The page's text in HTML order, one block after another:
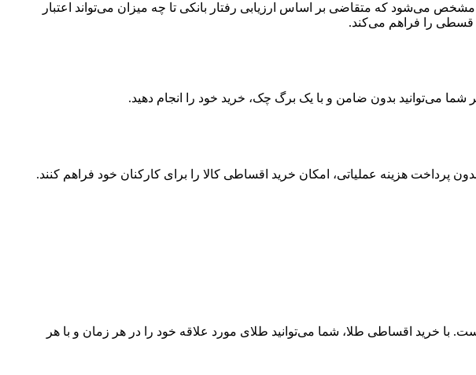
می‌شود که متقاضی بر اساس ارزیابی رفتار بانکی تا چه میزان می‌تواند اعتبار
قسطی را فراهم می‌کند.
می‌توانید بدون ضامن و با یک برگ چک، خرید خود را انجام دهید.
پرداخت هزینه عملیاتی، امکان خرید اقساطی کالا را برای کارکنان خود فراهم کنند.
با خرید اقساطی طلا، شما می‌توانید طلای مورد علاقه خود را در هر زمان و با هر